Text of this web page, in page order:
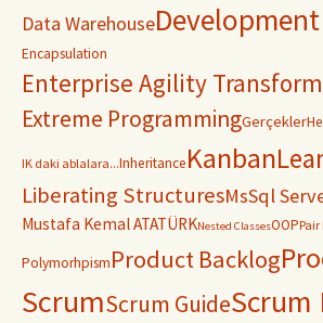
Data Warehouse
Encapsulation
Enterprise Agility
Extreme ProgrammingGerçekler
IK daki ablalara...InheritanceKanban
Liberating StructuresMsSql
Mustafa Kemal ATATÜRKNested ClassesOOP
PolymorhpismProduct Backlog
ScrumScrum GuideScrum